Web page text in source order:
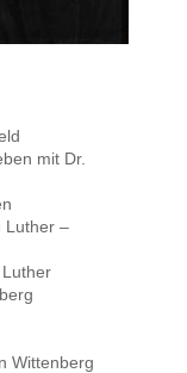
mit Dr.
Luther –
Wittenberg